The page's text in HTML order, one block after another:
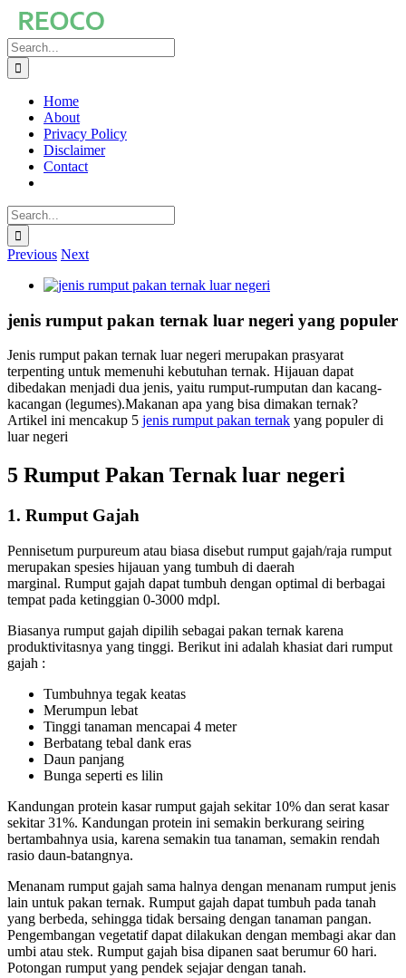
Skip
content
Search
for:
Home
About
Privacy Policy
Disclaimer
Contact
Search
for:
Previous Next
View
Image
jenis rumput pakan ternak luar negeri yang populer
Jenis rumput pakan ternak luar negeri merupakan prasyarat
terpenting untuk memenuhi kebutuhan ternak. Hijauan dapat
dibedakan menjadi dua jenis, yaitu rumput-rumputan dan kacang-
kacangan (legumes).Makanan apa yang bisa dimakan ternak?
Artikel ini mencakup 5 jenis rumput pakan ternak yang populer di
luar negeri
5 Rumput Pakan Ternak luar negeri
1. Rumput Gajah
Pennisetum purpureum atau biasa disebut rumput gajah/raja rumput
merupakan spesies hijauan yang tumbuh di daerah
marginal. Rumput gajah dapat tumbuh dengan optimal di berbagai
tempat pada ketinggian 0-3000 mdpl.
Biasanya rumput gajah dipilih sebagai pakan ternak karena
produktivitasnya yang tinggi. Berikut ini adalah khasiat dari rumput
gajah :
Tumbuhnya tegak keatas
Merumpun lebat
Tinggi tanaman mencapai 4 meter
Berbatang tebal dank eras
Daun panjang
Bunga seperti es lilin
Kandungan protein kasar rumput gajah sekitar 10% dan serat kasar
sekitar 31%. Kandungan protein ini semakin berkurang seiring
bertambahnya usia, karena semakin tua tanaman, semakin rendah
rasio daun-batangnya.
Menanam rumput gajah sama halnya dengan menanam rumput jenis
lain untuk pakan ternak. Rumput gajah dapat tumbuh pada tanah
yang berbeda, sehingga tidak bersaing dengan tanaman pangan.
Pengembangan vegetatif dapat dilakukan dengan membagi akar dan
umbi atau stek. Rumput gajah bisa dipanen saat berumur 60 hari.
Potongan rumput yang pendek sejajar dengan tanah.